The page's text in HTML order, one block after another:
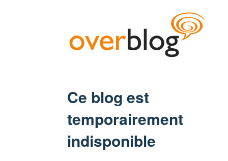
Ce blog est
temporairement
indisponible